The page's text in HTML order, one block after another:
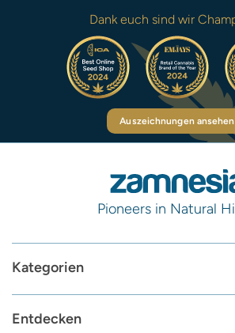
Dank euch sind wir
Auszeichnungen ansehen
Pioneers in Natural
Kategorien
Entdecken